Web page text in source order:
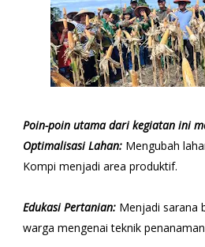
Poin-poin utama dari kegiatan ini
​Optimalisasi Lahan: Mengubah
Kompi menjadi area produktif.
​Edukasi Pertanian: Menjadi sarana
warga mengenai teknik